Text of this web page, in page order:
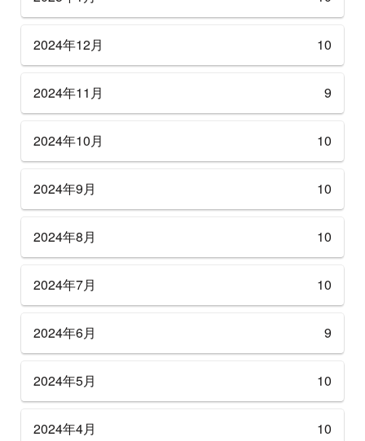
2024年12月 10
2024年11月 9
2024年10月 10
2024年9月 10
2024年8月 10
2024年7月 10
2024年6月 9
2024年5月 10
2024年4月 10